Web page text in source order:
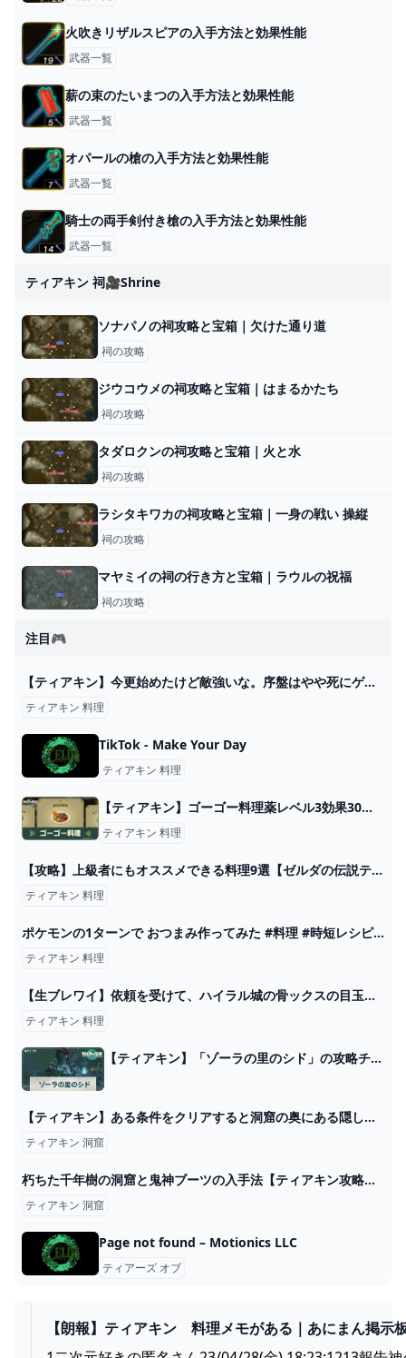
火吹きリザルスピアの入手方法と効果性能
武器一覧
薪の束のたいまつの入手方法と効果性能
武器一覧
オパールの槍の入手方法と効果性能
武器一覧
騎士の両手剣付き槍の入手方法と効果性能
武器一覧
ティアキン 祠🎥shrine
ソナパノの祠攻略と宝箱｜欠けた通り道
祠の攻略
ジウコウメの祠攻略と宝箱｜はまるかたち
祠の攻略
タダロクンの祠攻略と宝箱｜火と水
祠の攻略
ラシタキワカの祠攻略と宝箱｜一身の戦い 操縦
祠の攻略
マヤミイの祠の行き方と宝箱｜ラウルの祝福
祠の攻略
注目🎮
【ティアキン】今更始めたけど敵強いな。序盤はやや死にゲー。 – ゲーム攻略のかけら
ティアキン 料理
TikTok - Make Your Day
ティアキン 料理
【ティアキン】ゴーゴー料理薬レベル3効果30分おすすめレシピ【ゼルダ】 - ゼルダ攻略Wikiティアキンまとめ速報
ティアキン 料理
【攻略】上級者にもオススメできる料理9選【ゼルダの伝説ティアーズオブザキングダム/ティアキン】【ゆっくり解説】 - YouTube
ティアキン 料理
ポケモンの1ターンで おつまみ作ってみた #料理 #時短レシピ #ポケモン #shorts - YouTube
ティアキン 料理
【生ブレワイ】依頼を受けて、ハイラル城の骨ックスの目玉を取り逃げできないか試す生放送【ドリカラ】【ゼルダの伝説ブレスオブザワイルドBotWブレワイバグ検証】 - YouTube
ティアキン 料理
【ティアキン】「ゾーラの里のシド」の攻略チャート｜空魚の地への行き方【ゼルダの伝説ティアーズオブザキングダム】 - 神ゲー攻略
【ティアキン】ある条件をクリアすると洞窟の奥にある隠し部屋が開くらしい...＆お願い事があります！【ゼルダの伝説 ティアーズ オブ ザ キングダム】 - YouTube
ティアキン 洞窟
朽ちた千年樹の洞窟と鬼神ブーツの入手法【ティアキン攻略】 とあるゲームブログの軌跡
ティアキン 洞窟
Page not found – Motionics LLC
ティアーズ オブ
【朗報】ティアキン 料理メモがある｜あにまん掲示